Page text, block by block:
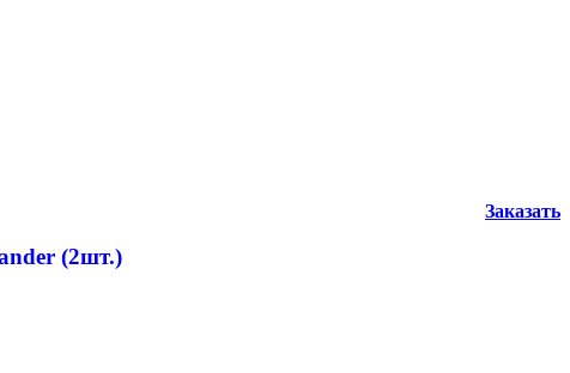
Заказать
(2шт.)